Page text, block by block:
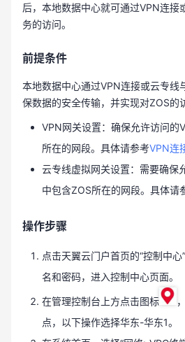
后，本地数据中心就可通过VPN连接
务的访问。
前提条件
本地数据中心通过VPN连接或云专线
保数据的安全传输，并实现对ZOS的
VPN网关设置：确保允许访问的
所在的网段。具体请参考VPN连
云专线虚拟网关设置：需要确保
中包含ZOS所在的网段。具体请
操作步骤
点击天翼云门户首页的“控制中
名和密码，进入控制中心页面。
在管理控制台上方点击图标
点，以下操作选择华东-华东1。